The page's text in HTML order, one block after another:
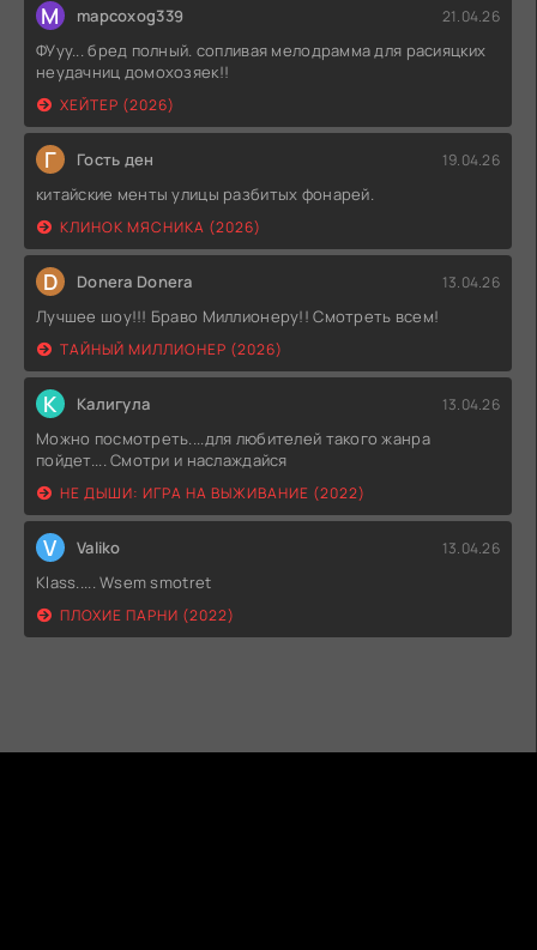
M mapcoxog339 21.04.26
ФУуу... бред полный. сопливая мелодрамма для расияцких
неудачниц домохозяек!!
ХЕЙТЕР (2026)
Г Гость ден 19.04.26
китайские менты улицы разбитых фонарей.
КЛИНОК МЯСНИКА (2026)
D Donera Donera 13.04.26
Лучшее шоу!!! Браво Миллионеру!! Смотреть всем!
ТАЙНЫЙ МИЛЛИОНЕР (2026)
К Калигула 13.04.26
Можно посмотреть....для любителей такого жанра
пойдет.... Смотри и наслаждайся
НЕ ДЫШИ: ИГРА НА ВЫЖИВАНИЕ (2022)
V Valiko 13.04.26
Klass..... Wsem smotret
ПЛОХИЕ ПАРНИ (2022)